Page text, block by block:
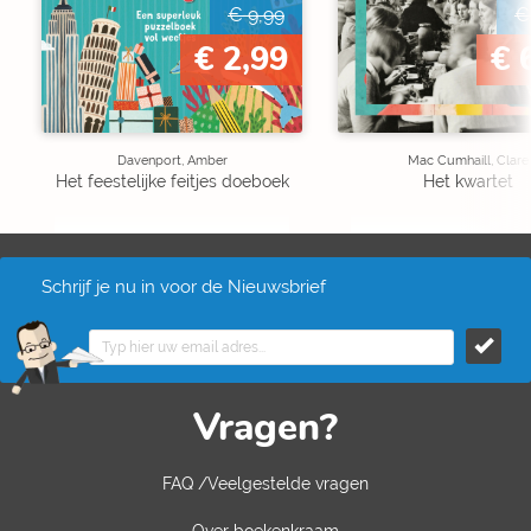
€ 9,99
€ 2,99
Davenport, Amber
Het feestelijke feitjes doeboek
€
€
Mac Cumhaill, Clare
Het kwartet
Schrijf je nu in voor de Nieuwsbrief
Vragen?
FAQ /Veelgestelde vragen